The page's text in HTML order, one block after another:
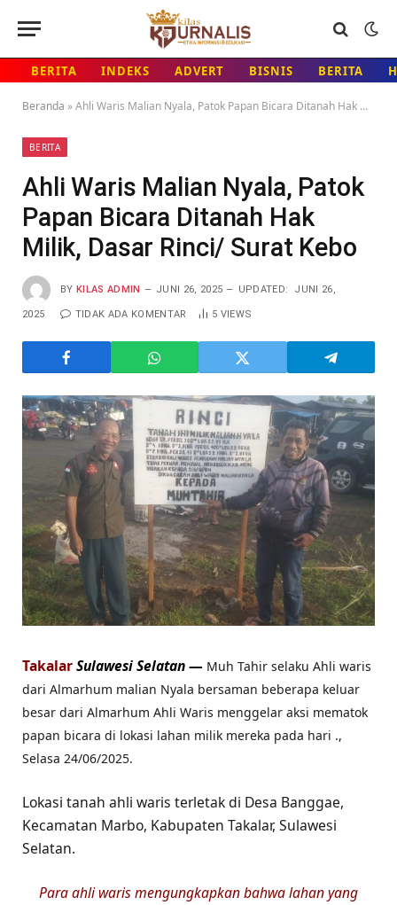
BERITA INDEKS ADVERT BISNIS BERITA
Beranda »Ahli Waris Malian Nyala, Patok Papan Bicara Ditanah Hak Milik, Dasar Rinci/ Surat Kebo
BERITA
Ahli Waris Malian Nyala, Patok
Papan Bicara Ditanah Hak
Milik, Dasar Rinci/ Surat Kebo
BY KILAS ADMIN JUNI 26, 2025 UPDATED: JUNI 26,
2025 TIDAK ADA KOMENTAR 5 VIEWS
TakalarSulawesi Selatan— Muh Tahir selaku Ahli waris
dari Almarhum malian Nyala bersaman beberapa keluar
besar dari Almarhum Ahli Waris menggelar aksi mematok
papan bicara di lokasi lahan milik mereka pada hari .,
Selasa 24/06/2025.
Lokasi tanah ahli waris terletak di Desa Banggae,
Kecamatan Marbo, Kabupaten Takalar, Sulawesi
Selatan.
Para ahli waris mengungkapkan bahwa lahan yang